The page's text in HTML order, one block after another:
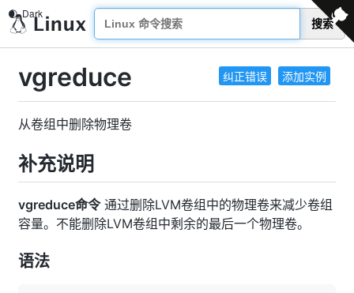
搜索
纠正错误 添加实例
vgreduce
从卷组中删除物理卷
补充说明
vgreduce命令通过删除LVM卷组中的物理卷来减少卷组
容量。不能删除LVM卷组中剩余的最后一个物理卷。
语法